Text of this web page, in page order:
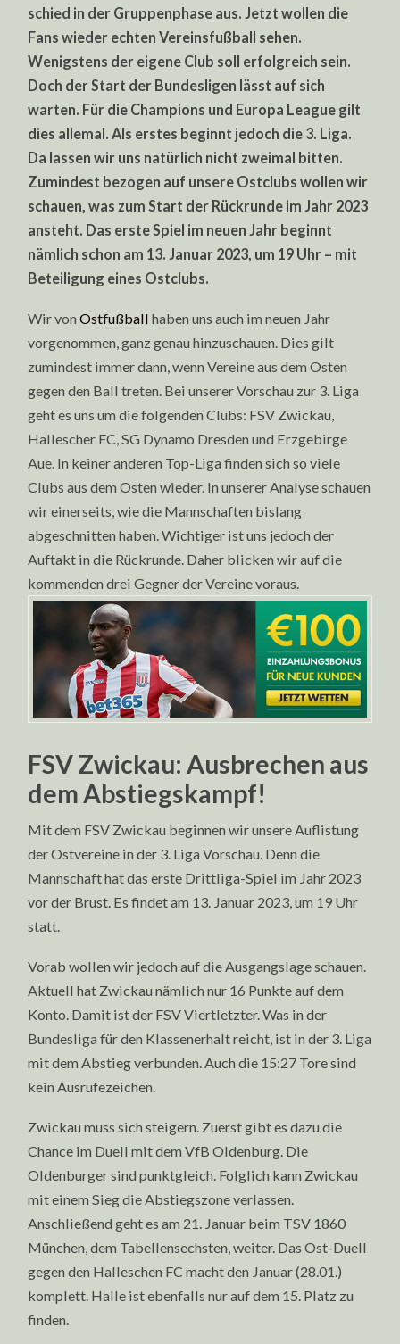
STARTEN
OSTCLUBS
INS
JAHR
2023
schied in der Gruppenphase aus. Jetzt wollen die
Fans wieder echten Vereinsfußball sehen.
Wenigstens der eigene Club soll erfolgreich sein.
Doch der Start der Bundesligen lässt auf sich
warten. Für die Champions und Europa League gilt
dies allemal. Als erstes beginnt jedoch die 3. Liga.
Da lassen wir uns natürlich nicht zweimal bitten.
Zumindest bezogen auf unsere Ostclubs wollen wir
schauen, was zum Start der Rückrunde im Jahr 2023
ansteht. Das erste Spiel im neuen Jahr beginnt
nämlich schon am 13. Januar 2023, um 19 Uhr – mit
Beteiligung eines Ostclubs.
Wir vonOstfußball haben uns auch im neuen Jahr
vorgenommen, ganz genau hinzuschauen. Dies gilt
zumindest immer dann, wenn Vereine aus dem Osten
gegen den Ball treten. Bei unserer Vorschau zur 3. Liga
geht es uns um die folgenden Clubs: FSV Zwickau,
Hallescher FC, SG Dynamo Dresden und Erzgebirge
Aue. In keiner anderen Top-Liga finden sich so viele
Clubs aus dem Osten wieder. In unserer Analyse schauen
wir einerseits, wie die Mannschaften bislang
abgeschnitten haben. Wichtiger ist uns jedoch der
Auftakt in die Rückrunde. Daher blicken wir auf die
kommenden drei Gegner der Vereine voraus.
FSV Zwickau: Ausbrechen aus
dem Abstiegskampf!
Mit dem FSV Zwickau beginnen wir unsere Auflistung
der Ostvereine in der 3. Liga Vorschau. Denn die
Mannschaft hat das erste Drittliga-Spiel im Jahr 2023
vor der Brust. Es findet am 13. Januar 2023, um 19 Uhr
statt.
Vorab wollen wir jedoch auf die Ausgangslage schauen.
Aktuell hat Zwickau nämlich nur 16 Punkte auf dem
Konto. Damit ist der FSV Viertletzter. Was in der
Bundesliga für den Klassenerhalt reicht, ist in der 3. Liga
mit dem Abstieg verbunden. Auch die 15:27 Tore sind
kein Ausrufezeichen.
Zwickau muss sich steigern. Zuerst gibt es dazu die
Chance im Duell mit dem VfB Oldenburg. Die
Oldenburger sind punktgleich. Folglich kann Zwickau
mit einem Sieg die Abstiegszone verlassen.
Anschließend geht es am 21. Januar beim TSV 1860
München, dem Tabellensechsten, weiter. Das Ost-Duell
gegen den Halleschen FC macht den Januar (28.01.)
komplett. Halle ist ebenfalls nur auf dem 15. Platz zu
finden.